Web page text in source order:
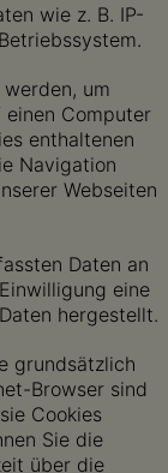
wie z. B. IP-
um
Computer
enthaltenen
Navigation
Webseiten
Daten an
eine
hergestellt.
grundsätzlich
Browser sind
Cookies
Sie die
über die